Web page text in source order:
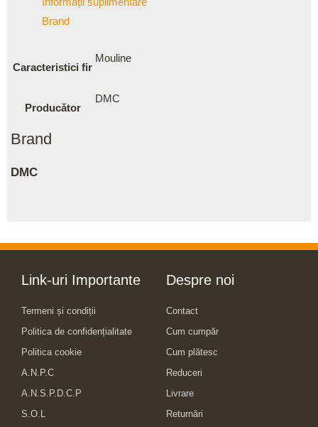
Informații suplimentare
Brand
Caracteristici fir
Mouline
Producător
DMC
Brand
DMC
Link-uri Importante
Termeni și condiții
Politica de confidențialitate
Politica cookie
A.N.P.C
A.N.S.P.D.C.P
S.O.L
Despre noi
Contact
Cum cumpăr
Cum plătesc
Reduceri
Livrare
Returnări